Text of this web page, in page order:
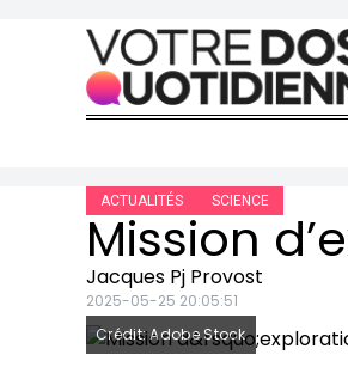
Skip to content
ACTUALITÉS SCIENCE
Jacques Pj Provost
2025-05-25 20:05:51
Crédit: Adobe Stock